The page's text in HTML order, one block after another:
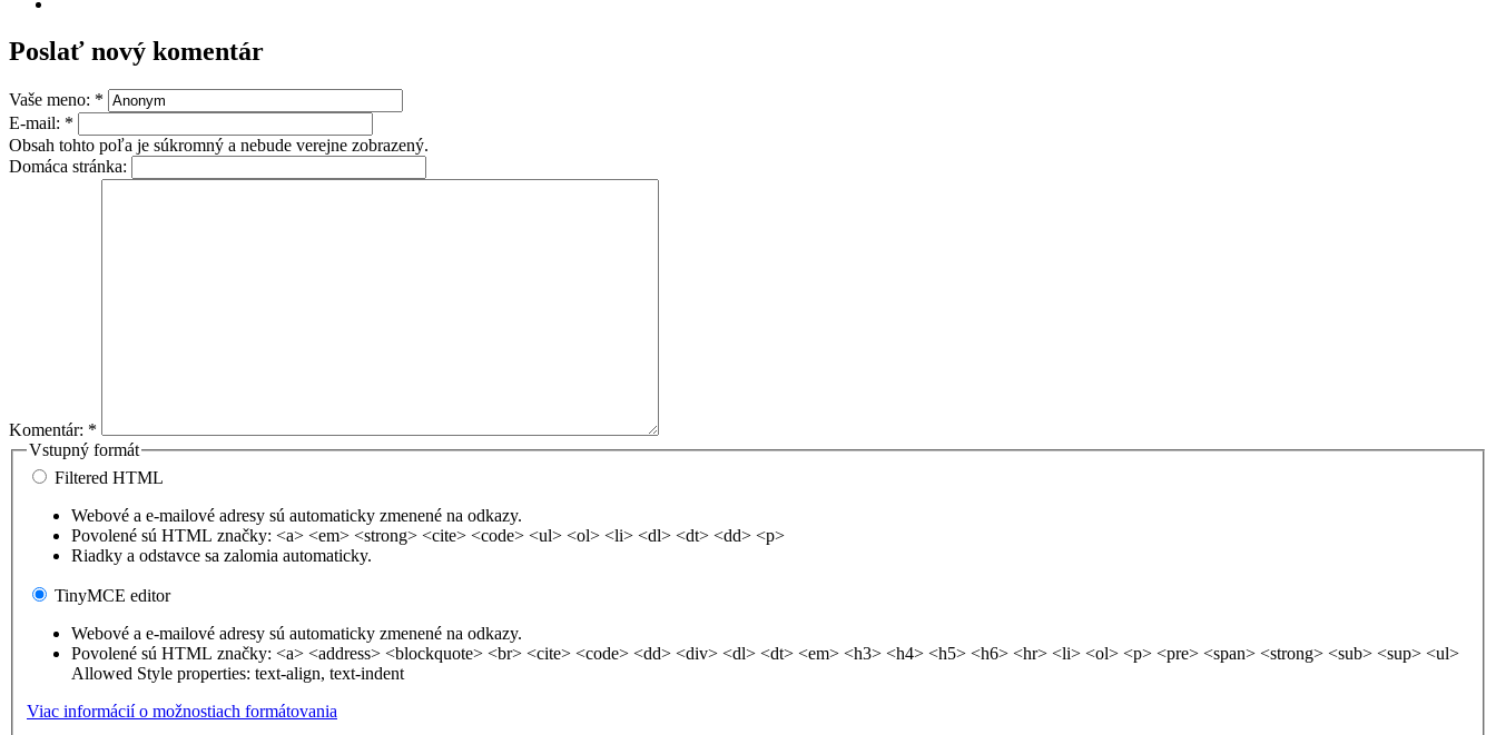
Poslať nový komentár
Vaše meno: *
E-mail: *
Obsah tohto poľa je súkromný a nebude verejne zobrazený.
Domáca stránka:
Komentár: *
Vstupný formát
Filtered HTML
Webové a e-mailové adresy sú automaticky zmenené na odkazy.
Povolené sú HTML značky: <a> <em> <strong> <cite> <code> <ul> <ol> <li> <dl> <dt> <dd> <p>
Riadky a odstavce sa zalomia automaticky.
TinyMCE editor
Webové a e-mailové adresy sú automaticky zmenené na odkazy.
Povolené sú HTML značky: <a> <address> <blockquote> <br> <cite> <code> <dd> <div> <dl> <dt> <em> <h3> <h4> <h5> <h6> <hr> <li> <ol> <p> <pre> <span> <strong> <sub> <sup> <ul>
Allowed Style properties: text-align, text-indent
Viac informácií o možnostiach formátovania